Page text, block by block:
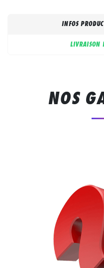
INFOS
LIVRAISON
NOS